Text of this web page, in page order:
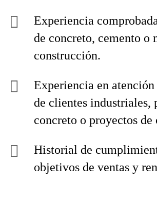
Experiencia
de concreto, cemento o
construcción.
Experiencia en
de clientes industriales,
concreto o proyectos de
Historial de
objetivos de ventas y